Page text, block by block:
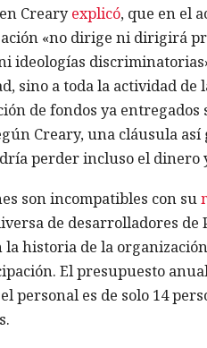
Crearyexplicó, que en el
«no dirige ni dirigirá
ideologías
sino a toda la actividad de
de fondos ya
Creary, una cláusula
perder incluso el dinero
son incompatibles con su
de desarrolladores de
historia de la
El presupuesto
personal es de solo 14